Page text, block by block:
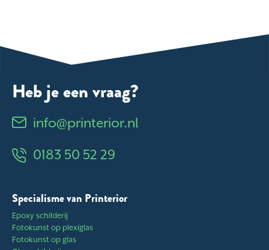
Heb je een vraag?
info@printerior.nl
0183 50 52 29
Specialisme van Printerior
Epoxy schilderij
Fotokunst op plexiglas
Fotokunst op glas